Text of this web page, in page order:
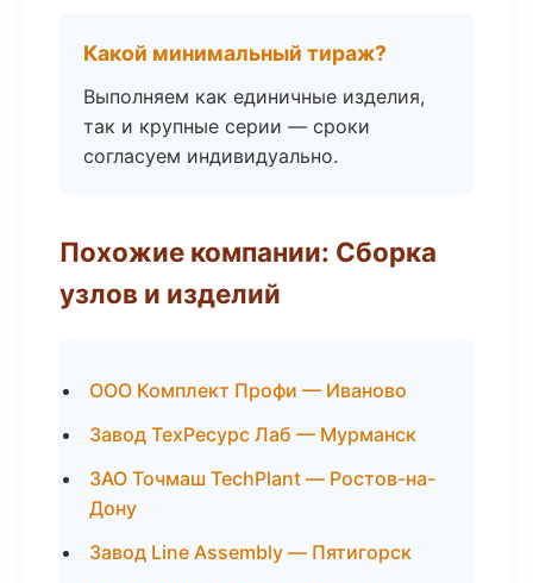
Какой минимальный тираж?
Выполняем как единичные изделия,
так и крупные серии — сроки
согласуем индивидуально.
Похожие компании: Сборка
узлов и изделий
ООО Комплект Профи — Иваново
Завод ТехРесурс Лаб — Мурманск
ЗАО Точмаш TechPlant — Ростов-на-
Дону
Завод Line Assembly — Пятигорск